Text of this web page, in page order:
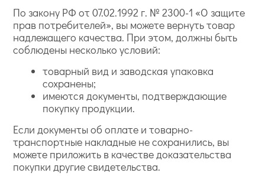
По закону РФ от 07.02.1992 г. № 2300-1 «О защите
прав потребителей», вы можете вернуть товар
надлежащего качества. При этом, должны быть
соблюдены несколько условий:
товарный вид и заводская упаковка
сохранены;
имеются документы, подтверждающие
покупку продукции.
Если документы об оплате и товарно-
транспортные накладные не сохранились, вы
можете приложить в качестве доказательства
покупки другие свидетельства.